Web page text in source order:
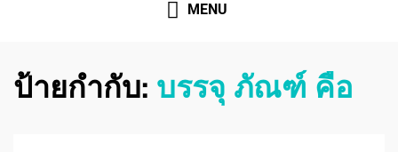
MENU
ป้ายกำกับ: บรรจุ ภัณฑ์ คือ